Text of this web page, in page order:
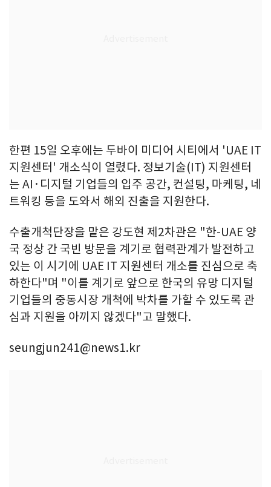
한편 15일 오후에는 두바이 미디어 시티에서 'UAE IT
지원센터' 개소식이 열렸다. 정보기술(IT) 지원센터
는 AI·디지털 기업들의 입주 공간, 컨설팅, 마케팅, 네
트워킹 등을 도와서 해외 진출을 지원한다.
수출개척단장을 맡은 강도현 제2차관은 "한-UAE 양
국 정상 간 국빈 방문을 계기로 협력관계가 발전하고
있는 이 시기에 UAE IT 지원센터 개소를 진심으로 축
하한다"며 "이를 계기로 앞으로 한국의 유망 디지털
기업들의 중동시장 개척에 박차를 가할 수 있도록 관
심과 지원을 아끼지 않겠다"고 말했다.
seungjun241@news1.kr